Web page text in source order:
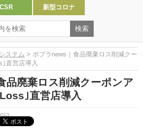
CSR 新型コロナ
システム > ポプラnews｜食品廃棄ロス削減クー
直営店導入
品廃棄ロス削減クーポンア
｣直営店導入
日